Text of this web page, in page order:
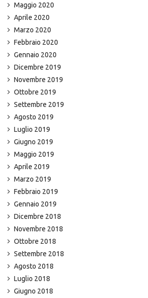
Maggio 2020
Aprile 2020
Marzo 2020
Febbraio 2020
Gennaio 2020
Dicembre 2019
Novembre 2019
Ottobre 2019
Settembre 2019
Agosto 2019
Luglio 2019
Giugno 2019
Maggio 2019
Aprile 2019
Marzo 2019
Febbraio 2019
Gennaio 2019
Dicembre 2018
Novembre 2018
Ottobre 2018
Settembre 2018
Agosto 2018
Luglio 2018
Giugno 2018